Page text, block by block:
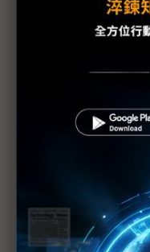
(AI Action Summit)
DeepSeek對產業是
(AI Action Summit)
保數據使用符合規範
(AI Action Summit)
(AI Action
Vance警告歐洲勿過